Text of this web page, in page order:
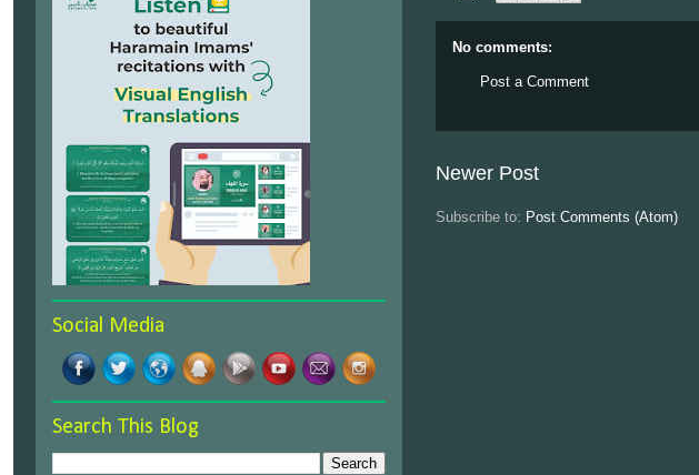
No comments:
Post a Comment
Newer Post
Subscribe to: Post Comments (Atom)
Social Media
Search This Blog